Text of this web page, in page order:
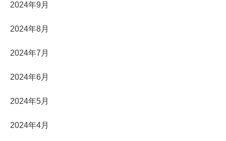
2024年9月
2024年8月
2024年7月
2024年6月
2024年5月
2024年4月